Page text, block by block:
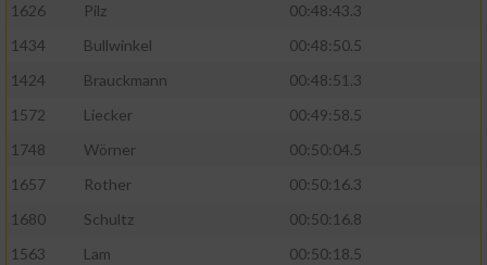
1626
Pilz
00:48:43.3
1434
Bullwinkel
00:48:50.5
1424
Brauckmann
00:48:51.3
1572
Liecker
00:49:58.5
1748
Wörner
00:50:04.5
1657
Rother
00:50:16.3
1680
Schultz
00:50:16.8
1563
Lam
00:50:18.5